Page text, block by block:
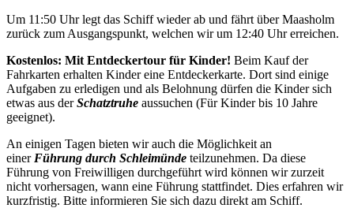
Um 11:50 Uhr legt das Schiff wieder ab und fährt über Maasholm
zurück zum Ausgangspunkt, welchen wir um 12:40 Uhr erreichen.
Kostenlos: Mit Entdeckertour für Kinder! Beim Kauf der
Fahrkarten erhalten Kinder eine Entdeckerkarte. Dort sind einige
Aufgaben zu erledigen und als Belohnung dürfen die Kinder sich
etwas aus derSchatztruhe aussuchen (Für Kinder bis 10 Jahre
geeignet).
An einigen Tagen bieten wir auch die Möglichkeit an
einer Führung durch Schleimünde teilzunehmen. Da diese
Führung von Freiwilligen durchgeführt wird können wir zurzeit
nicht vorhersagen, wann eine Führung stattfindet. Dies erfahren wir
kurzfristig. Bitte informieren Sie sich dazu direkt am Schiff.